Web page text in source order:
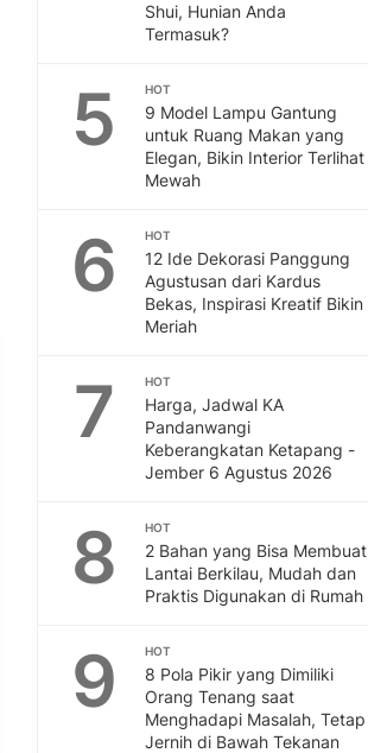
Shui, Hunian Anda
Termasuk?
5 HOT
9 Model Lampu Gantung
untuk Ruang Makan yang
Elegan, Bikin Interior Terlihat
Mewah
6 HOT
12 Ide Dekorasi Panggung
Agustusan dari Kardus
Bekas, Inspirasi Kreatif Bikin
Meriah
7 HOT
Harga, Jadwal KA
Pandanwangi
Keberangkatan Ketapang -
Jember 6 Agustus 2026
8 HOT
2 Bahan yang Bisa Membuat
Lantai Berkilau, Mudah dan
Praktis Digunakan di Rumah
9 HOT
8 Pola Pikir yang Dimiliki
Orang Tenang saat
Menghadapi Masalah, Tetap
Jernih di Bawah Tekanan